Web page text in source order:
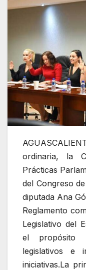
ordinaria, la
Prácticas
del Congreso
diputada Ana
Reglamento
Legislativo del
el propósito
legislativos e
iniciativas.La